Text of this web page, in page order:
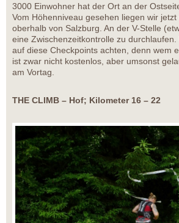
3000 Einwohner hat der Ort an der
Vom Höhenniveau gesehen liegen wir
oberhalb von Salzburg. An der V-Stelle
eine Zwischenzeitkontrolle zu
auf diese Checkpoints achten, denn wem
ist zwar nicht kostenlos, aber umsonst
am Vortag.
THE CLIMB – Hof; Kilometer 16 – 22